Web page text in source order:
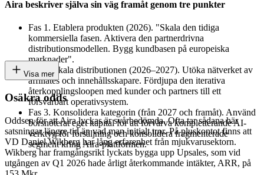
Aira beskriver själva sin väg framåt genom tre punkter
Fas 1. Etablera produkten (2026). "Skala den tidiga
kommersiella fasen. Aktivera den partnerdrivna
distributionsmodellen. Bygg kundbasen på europeiska
marknader".
Fas 2. Skala distributionen (2026–2027). Utöka nätverket av
affiliates och innehållsskapare. Fördjupa den iterativa
återkopplingsloopen med kunder och partners till ett
försvarbart operativsystem.
Fas 3. Konsolidera kategorin (från 2027 och framåt). Använd
börsnoterat eget kapital för att förvärva kompletterande AI-
verktyg för försäljning och konsolidera fragmenterade
segment kring Aira-plattformen.
Visa mer
Osäkra odds
Oddsen för att Aira lyckas är svårbedömda. Ofta tar sådana här
satsningar längre tid än vad man initialt tror. På pluskontot finns att
VD Daniel Wikberg har lång erfarenhet från mjukvarusektorn.
Wikberg har framgångsrikt lyckats bygga upp Upsales, som vid
utgången av Q1 2026 hade årligt återkommande intäkter, ARR, på